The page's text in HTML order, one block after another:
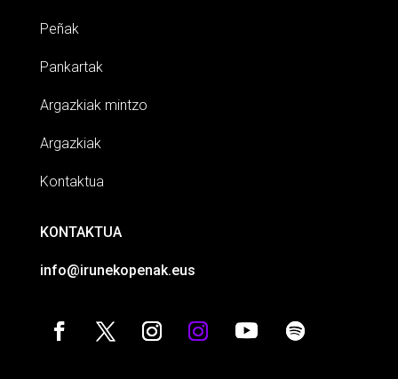
Peñak
Pankartak
Argazkiak mintzo
Argazkiak
Kontaktua
KONTAKTUA
info@irunekopenak.eus